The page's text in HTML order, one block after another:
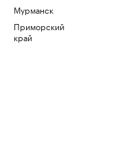
Мурманск
Приморский
край